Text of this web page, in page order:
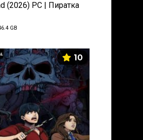
(2026) PC | Пиратка
GB
10